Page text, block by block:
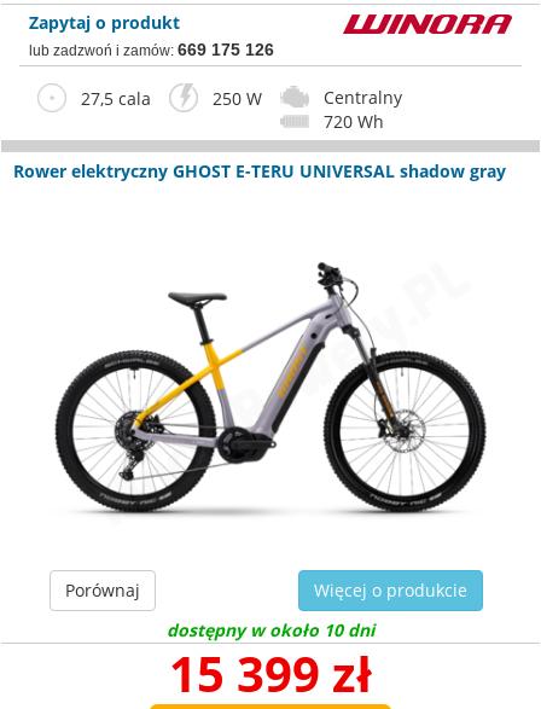
Zapytaj o produkt
lub zadzwoń i zamów: 669 175 126
27,5 cala 250 W
Centralny
720 Wh
Rower elektryczny GHOST E-TERU UNIVERSAL shadow gray
Porównaj
Więcej o produkcie
dostępny w około 10 dni
15 399 zł